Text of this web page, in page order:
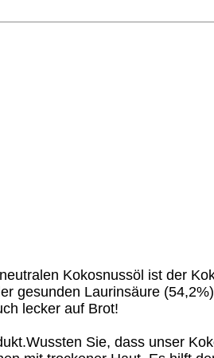
Kokosnussöl ist der
gesunden Laurinsäure
lecker auf Brot!
Wussten Sie, dass unser